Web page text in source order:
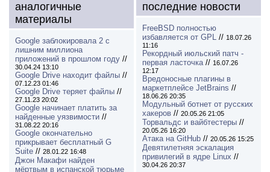
аналогичные
материалы
Google заблокировала 2 с
лишним миллиона
приложений в прошлом году //
30.04.24 13:10
Google Drive находит файлы //
07.12.23 01:46
Google Drive теряет файлы //
27.11.23 20:02
Google начинает платить за
найденные уязвимости //
31.08.22 20:16
Google окончательно
прикрывает бесплатный G
Suite // 28.01.22 16:48
Джон Макафи найден
мёртвым в испанской тюрьме
последние новости
FreeBSD полностью
избавляется от GPL // 18.07.26
11:16
Рекордный июльский патч -
первая ласточка// 16.07.26
12:17
Вредоносные плагины в
маркетплейсе JetBrains //
18.06.26 20:35
Модульный ботнет от русских
хакеров // 20.05.26 21:05
Торвальдс и вайбтестеры //
20.05.26 16:20
Атака на GitHub // 20.05.26 15:25
Девятилетняя эскалация
привилегий в ядре Linux //
30.04.26 20:37